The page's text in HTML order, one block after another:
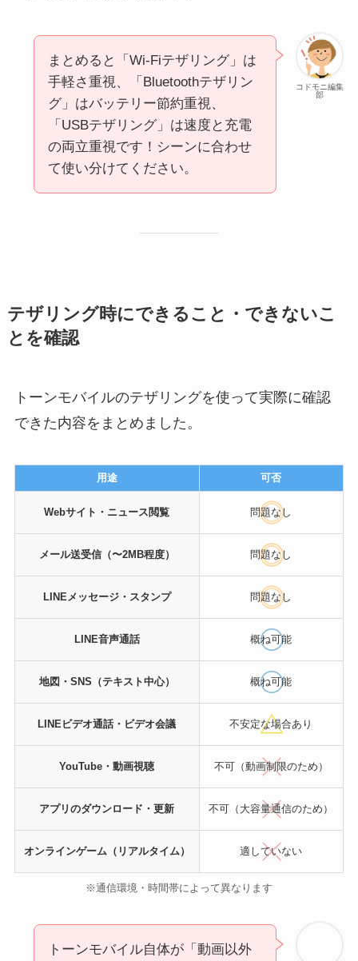
コドモニ編集
部
まとめると「Wi-Fiテザリング」は
手軽さ重視、「Bluetoothテザリン
グ」はバッテリー節約重視、
「USBテザリング」は速度と充電
の両立重視です！シーンに合わせ
て使い分けてください。
テザリング時にできること・できないこ
とを確認
トーンモバイルのテザリングを使って実際に確認
できた内容をまとめました。
用途 可否
Webサイト・ニュース閲覧 問題なし
メール送受信（〜2MB程度） 問題なし
LINEメッセージ・スタンプ 問題なし
LINE音声通話 概ね可能
地図・SNS（テキスト中心） 概ね可能
LINEビデオ通話・ビデオ会議 不安定な場合あり
YouTube・動画視聴 不可（動画制限のため）
アプリのダウンロード・更新 不可（大容量通信のため）
オンラインゲーム（リアルタイム） 適していない
※通信環境・時間帯によって異なります
トーンモバイル自体が「動画以外